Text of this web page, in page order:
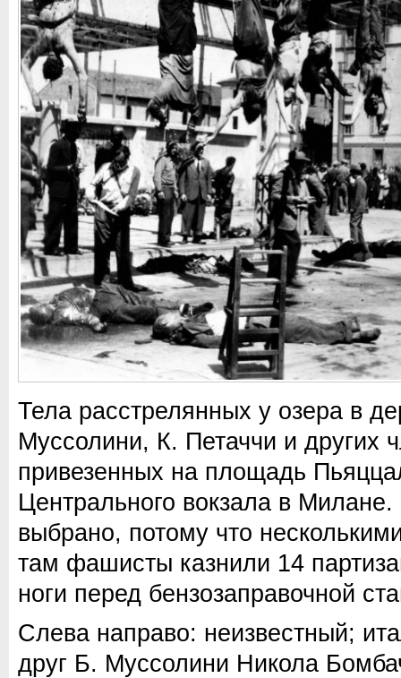
Тела расстрелянных у озера в
Муссолини, К. Петаччи и других
привезенных на площадь
Центрального вокзала в
выбрано, потому что
там фашисты казнили 14
ноги перед бензозаправочной
Слева направо: неизвестный;
друг Б. Муссолини Никола